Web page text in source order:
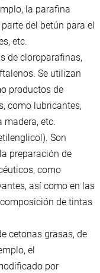
la parafina
del betún para el
etc.
de cloroparafinas,
Se utilizan
productos de
como lubricantes,
madera, etc.
Son
preparación de
como
así como en las
de tintas
cetonas grasas, de
el
por